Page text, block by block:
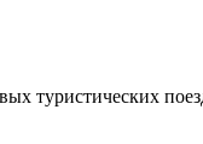
туристических